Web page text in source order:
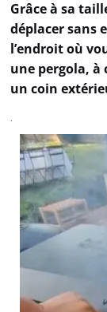
Grâce à sa
déplacer sans
l’endroit où
une pergola, à
un coin
.